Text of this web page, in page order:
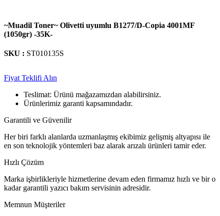
~Muadil Toner~ Olivetti uyumlu B1277/D-Copia 4001MF
(1050gr) -35K-
SKU : ST010135S
Fiyat Teklifi Alın
Teslimat: Ürünü mağazamızdan alabilirsiniz.
Ürünlerimiz garanti kapsamındadır.
Garantili ve Güvenilir
Her biri farklı alanlarda uzmanlaşmış ekibimiz gelişmiş altyapısı ile
en son teknolojik yöntemleri baz alarak arızalı ürünleri tamir eder.
Hızlı Çözüm
Marka işbirlikleriyle hizmetlerine devam eden firmamız hızlı ve bir o
kadar garantili yazıcı bakım servisinin adresidir.
Memnun Müşteriler